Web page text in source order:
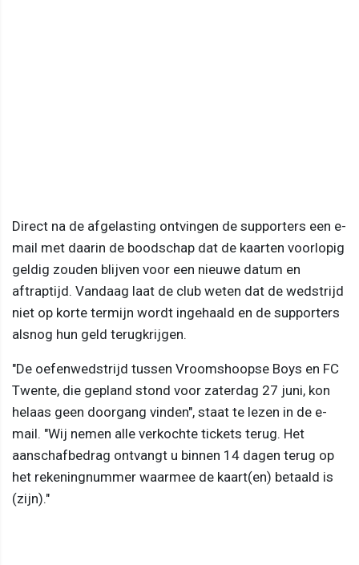
Direct na de afgelasting ontvingen de supporters een e-
mail met daarin de boodschap dat de kaarten voorlopig
geldig zouden blijven voor een nieuwe datum en
aftraptijd. Vandaag laat de club weten dat de wedstrijd
niet op korte termijn wordt ingehaald en de supporters
alsnog hun geld terugkrijgen.
"De oefenwedstrijd tussen Vroomshoopse Boys en FC
Twente, die gepland stond voor zaterdag 27 juni, kon
helaas geen doorgang vinden", staat te lezen in de e-
mail. "Wij nemen alle verkochte tickets terug. Het
aanschafbedrag ontvangt u binnen 14 dagen terug op
het rekeningnummer waarmee de kaart(en) betaald is
(zijn)."